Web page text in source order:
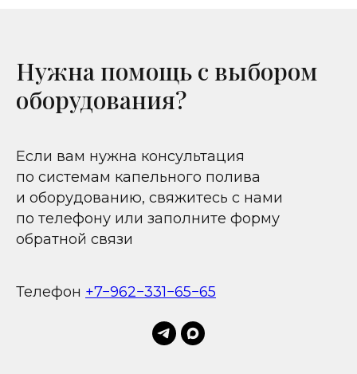
Нужна помощь с выбором
оборудования?
Если вам нужна консультация
по системам капельного полива
и оборудованию, свяжитесь с нами
по телефону или заполните форму
обратной связи
Телефон +7−962−331−65−65